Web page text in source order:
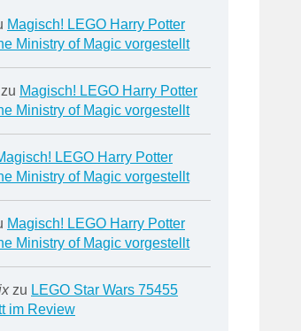
Magisch! LEGO Harry Potter
Ministry of Magic vorgestellt
Magisch! LEGO Harry Potter
Ministry of Magic vorgestellt
LEGO Harry Potter
Ministry of Magic vorgestellt
Magisch! LEGO Harry Potter
Ministry of Magic vorgestellt
zu LEGO Star Wars 75455
im Review